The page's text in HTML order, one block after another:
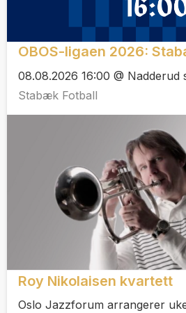
OBOS-ligaen 2026:
08.08.2026 16:00 @ Nadderud
Stabæk Fotball
Roy Nikolaisen kvartett
Oslo Jazzforum arrangerer